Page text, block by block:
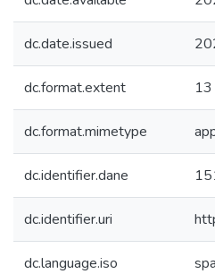
dc.date.issued
dc.format.extent 13
dc.format.mimetype
dc.identifier.dane
dc.identifier.uri
dc.language.iso spa